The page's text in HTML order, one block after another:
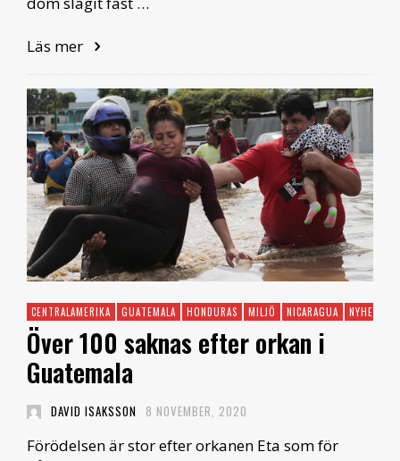
Läs mer
CENTRALAMERIKA GUATEMALA HONDURAS MILJÖ NICARAGUA NYHET
Över 100 saknas efter orkan i
Guatemala
DAVID ISAKSSON 8 NOVEMBER, 2020
Förödelsen är stor efter orkanen Eta som för